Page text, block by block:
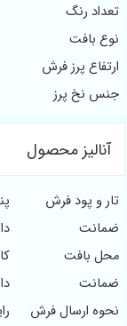
رنگ
بافت
پرز فرش
نخ پرز
آنالیز محصول
و پود فرش
پنبه
دارد
بافت
دارد
ارسال فرش